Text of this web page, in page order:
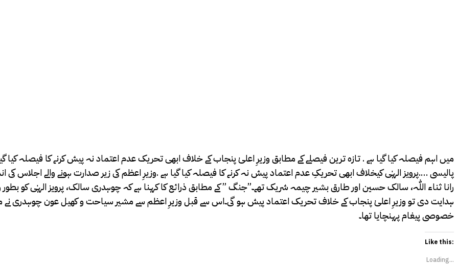
میں اہم فیصلہ کیا گیا ہے . تازہ ترین فیصلے کے مطابق وزیرِ اعلیٰ پنجاب کے خلاف ابھی تحریک عدم اعتماد نہ پیش کرنے کا فیصلہ
پالیسی ….پرویز الہٰی کیخلاف ابھی تحریکِ عدم اعتماد پیش نہ کرنے کا فیصلہ کیا گیا ہے .وزیرِ اعظم کی زیر صدارت ہونے والے اجلاس
رانا ثناء اللّٰہ، سالک حسین اور طارق بشیر چیمہ شریک تھے۔”جنگ ” کے مطابق ذرائع کا کہنا ہے کہ چوہدری سالک، پرویز الہٰی کو
ہدایت دی تو وزیرِ اعلیٰ پنجاب کے خلاف تحریک اعتماد پیش ہو گی۔اس سے قبل وزیرِ اعظم سے مشیر سیاحت و کھیل عون چوہدری نے
خصوصی پیغام پہنچایا تھا۔
Like this:
Loading...